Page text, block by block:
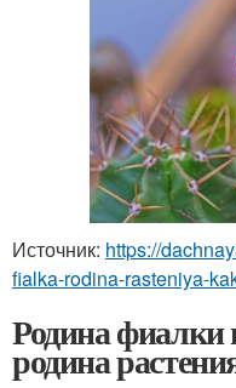
Источник: https://
fialka-rodina-rasteniya-
Родина фиалки
родина